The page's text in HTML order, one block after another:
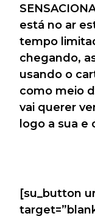
está no ar
tempo
chegando,
usando o
como meio
vai querer
logo a sua e
[su_button